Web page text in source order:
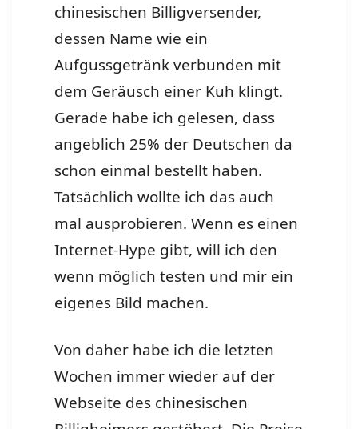
chinesischen Billigversender,
dessen Name wie ein
Aufgussgetränk verbunden mit
dem Geräusch einer Kuh klingt.
Gerade habe ich gelesen, dass
angeblich 25% der Deutschen da
schon einmal bestellt haben.
Tatsächlich wollte ich das auch
mal ausprobieren. Wenn es einen
Internet-Hype gibt, will ich den
wenn möglich testen und mir ein
eigenes Bild machen.
Von daher habe ich die letzten
Wochen immer wieder auf der
Webseite des chinesischen